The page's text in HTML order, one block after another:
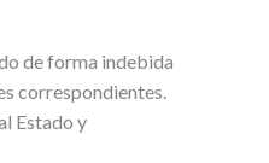
de forma indebida
correspondientes.
Estado y